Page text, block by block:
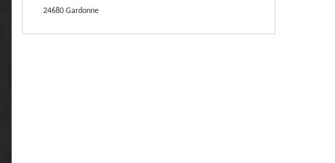
24680 Gardonne